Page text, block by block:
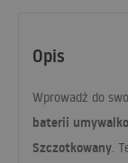
Opis
Wprowadź do
baterii
Szczotkowany.